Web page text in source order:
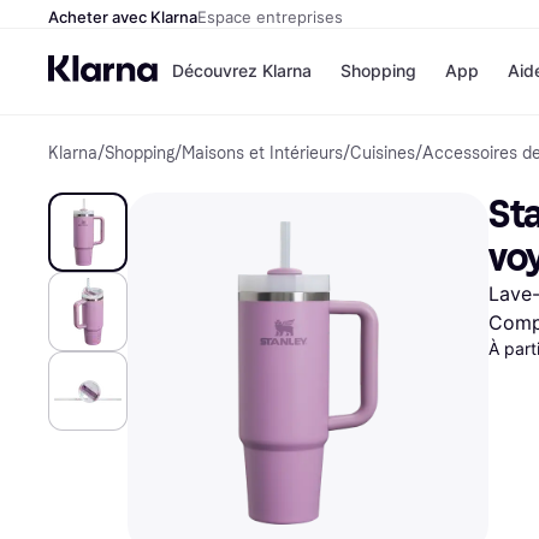
Acheter avec KlarnaEspace entreprises
Découvrez Klarna
Options de
Payer maintenant
Paiement en 3 fois
Paiement à 30 jours
Klarna sur Apple Pay
Shopping
Magasins
Airbnb
Temu
JD Sports
App
Klarna/Shopping/Maisons et Intérieurs/Cuisines/Accessoires
À